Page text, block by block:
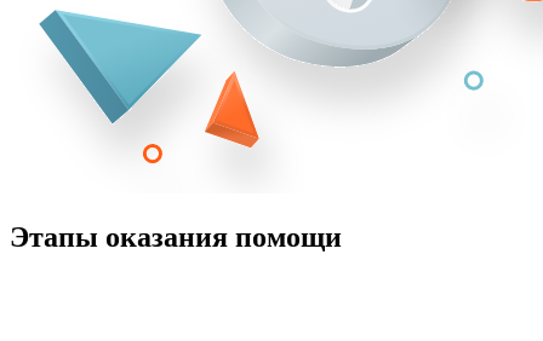
Этапы оказания помощи